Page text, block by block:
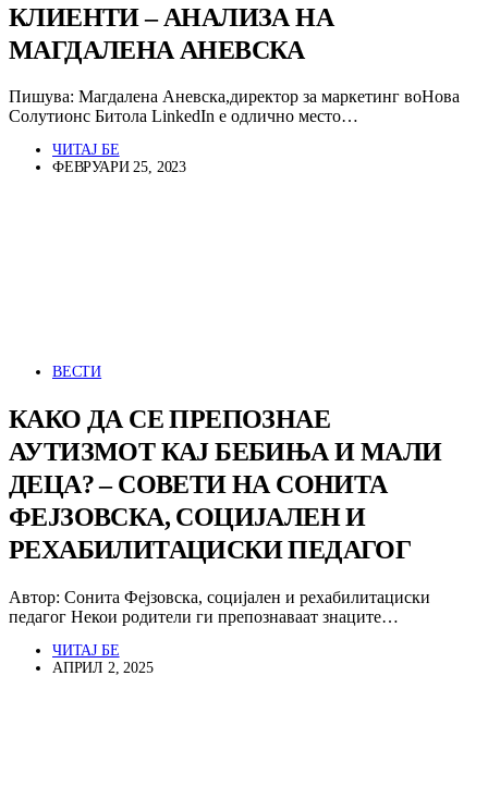
КЛИЕНТИ – АНАЛИЗА НА
МАГДАЛЕНА АНЕВСКА
Пишува: Магдалена Аневска,директор за маркетинг воНова
Солутионс Битола LinkedIn е одлично место…
ЧИТАЈ БЕ
ФЕВРУАРИ 25, 2023
ВЕСТИ
КАКО ДА СЕ ПРЕПОЗНАЕ
АУТИЗМОТ КАЈ БЕБИЊА И МАЛИ
ДЕЦА? – СОВЕТИ НА СОНИТА
ФЕЈЗОВСКА, СОЦИЈАЛЕН И
РЕХАБИЛИТАЦИСКИ ПЕДАГОГ
Автор: Сонита Фејзовска, социјален и рехабилитациски
педагог Некои родители ги препознаваат знаците…
ЧИТАЈ БЕ
АПРИЛ 2, 2025